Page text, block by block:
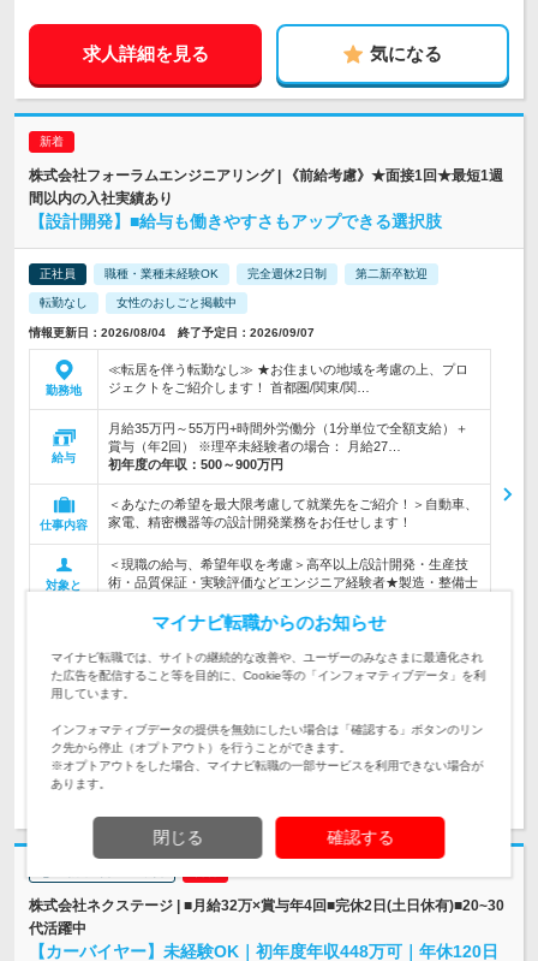
求人詳細を見る 気になる
株式会社フォーラムエンジニアリング | 《前給考慮》★面接1回★最短1週
間以内の入社実績あり
【設計開発】■給与も働きやすさもアップできる選択肢
正社員 職種・業種未経験OK 完全週休2日制 第二新卒歓迎
転勤なし 女性のおしごと掲載中
情報更新日：2026/08/04 終了予定日：2026/09/07
勤務地
≪転居を伴う転勤なし≫ ★お住まいの地域を考慮の上、プロ
ジェクトをご紹介します！ 首都圏/関東/関…
給与
月給35万円～55万円+時間外労働分（1分単位で全額支給）＋
賞与（年2回） ※理卒未経験者の場合： 月給27…
初年度の年収： 500～900万円
仕事内容
＜あなたの希望を最大限考慮して就業先をご紹介！＞自動車、
家電、精密機器等の設計開発業務をお任せします！
対象と
＜現職の給与、希望年収を考慮＞高卒以上/設計開発・生産技
術・品質保証・実験評価などエンジニア経験者★製造・整備士
設立：1981年4月／従業員数：5,098人／本社所在
地：東京都
求人詳細を見る
株式会社ネクステージ | ■月給32万×賞与年4回■完休2日(土日休有)■20~30
代活躍中
【カーバイヤー】未経験OK｜初年度年収448万可｜年休120日
マイナビ転職からのお知らせ
マイナビ転職では、サイトの継続的な改善や、ユーザーのみなさまに最適化され
た広告を配信すること等を目的に、Cookie等の「インフォマティブデータ」を利
用しています。
インフォマティブデータの提供を無効にしたい場合は「確認する」ボタンのリン
ク先から停止（オプトアウト）を行うことができます。
※オプトアウトをした場合、マイナビ転職の一部サービスを利用できない場合が
あります。
閉じる 確認する